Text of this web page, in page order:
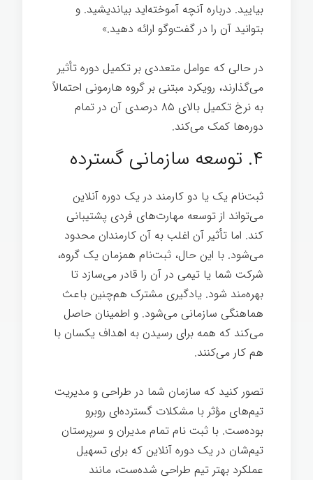
بیایید. درباره آنچه آموخته‌اید بیاندیشید. و
بتوانید آن را در گفت‌وگو ارائه دهید.»
در حالی که عوامل متعددی بر تکمیل دوره تأثیر
می‌گذارند، رویکرد مبتنی بر گروه هارمونی احتمالاً
به نرخ تکمیل بالای ۸۵ درصدی آن در تمام
دوره‌ها کمک می‌کند.
۴. توسعه سازمانی گسترده
ثبت‌نام یک یا دو کارمند در یک دوره آنلاین
می‌تواند از توسعه مهارت‌های فردی پشتیبانی
کند. اما تأثیر آن اغلب به آن کارمندان محدود
می‌شود. با این حال، ثبت‌نام همزمان یک گروه،
شرکت شما یا تیمی در آن را قادر می‌سازد تا
بهره‌مند شود. یادگیری مشترک هم‌چنین باعث
هماهنگی سازمانی می‌شود. و اطمینان حاصل
می‌کند که همه برای رسیدن به اهداف یکسان با
هم کار می‌کنند.
تصور کنید که سازمان شما در طراحی و مدیریت
تیم‌های مؤثر با مشکلات گسترده‌ای روبرو
بوده‌ست. با ثبت نام تمام مدیران و سرپرستان
تیم‌شان در یک دوره آنلاین که برای تسهیل
عملکرد بهتر تیم طراحی شده‌ست، مانند